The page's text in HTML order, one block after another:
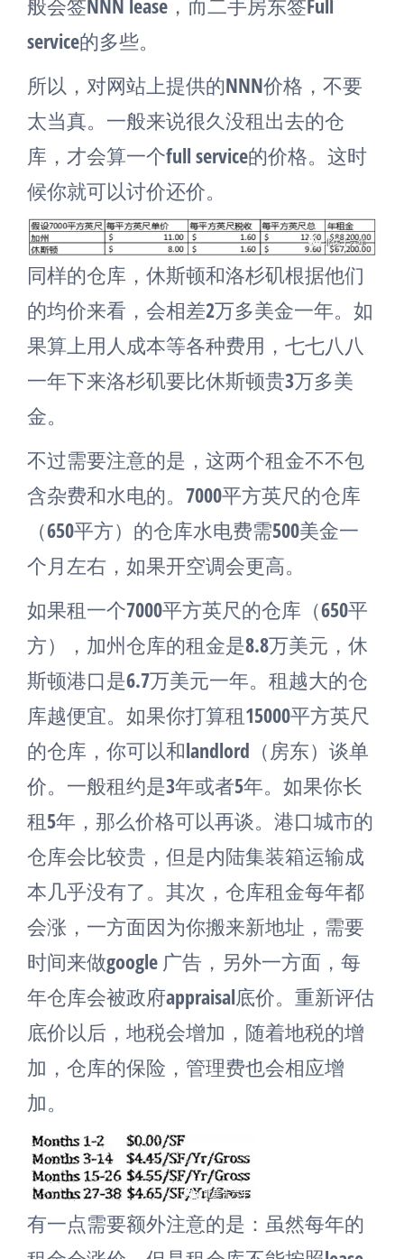
般会签NNN lease，而二手房东签Full
service的多些。
所以，对网站上提供的NNN价格，不要
太当真。一般来说很久没租出去的仓
库，才会算一个full service的价格。这时
候你就可以讨价还价。
同样的仓库，休斯顿和洛杉矶根据他们
的均价来看，会相差2万多美金一年。如
果算上用人成本等各种费用，七七八八
一年下来洛杉矶要比休斯顿贵3万多美
金。
不过需要注意的是，这两个租金不不包
含杂费和水电的。7000平方英尺的仓库
（650平方）的仓库水电费需500美金一
个月左右，如果开空调会更高。
如果租一个7000平方英尺的仓库（650平
方），加州仓库的租金是8.8万美元，休
斯顿港口是6.7万美元一年。租越大的仓
库越便宜。如果你打算租15000平方英尺
的仓库，你可以和landlord（房东）谈单
价。一般租约是3年或者5年。如果你长
租5年，那么价格可以再谈。港口城市的
仓库会比较贵，但是内陆集装箱运输成
本几乎没有了。其次，仓库租金每年都
会涨，一方面因为你搬来新地址，需要
时间来做google 广告，另外一方面，每
年仓库会被政府appraisal底价。重新评估
底价以后，地税会增加，随着地税的增
加，仓库的保险，管理费也会相应增
加。
有一点需要额外注意的是：虽然每年的